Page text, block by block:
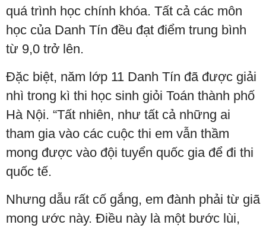
quá trình học chính khóa. Tất cả các môn
học của Danh Tín đều đạt điểm trung bình
từ 9,0 trở lên.
Đặc biệt, năm lớp 11 Danh Tín đã được giải
nhì trong kì thi học sinh giỏi Toán thành phố
Hà Nội. “Tất nhiên, như tất cả những ai
tham gia vào các cuộc thi em vẫn thầm
mong được vào đội tuyển quốc gia để đi thi
quốc tế.
Nhưng dẫu rất cố gắng, em đành phải từ giã
mong ước này. Điều này là một bước lùi,